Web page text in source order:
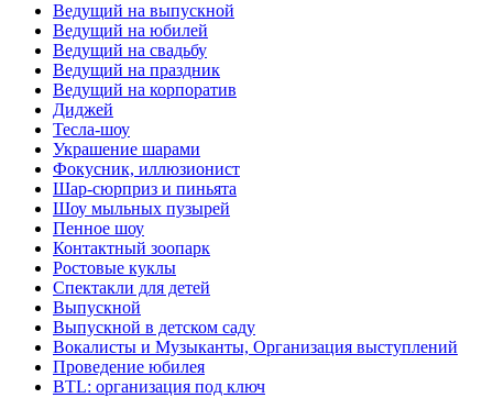
Ведущий на выпускной
Ведущий на юбилей
Ведущий на свадьбу
Ведущий на праздник
Ведущий на корпоратив
Диджей
Тесла-шоу
Украшение шарами
Фокусник, иллюзионист
Шар-сюрприз и пиньята
Шоу мыльных пузырей
Пенное шоу
Контактный зоопарк
Ростовые куклы
Спектакли для детей
Выпускной
Выпускной в детском саду
Вокалисты и Музыканты, Организация выступлений
Проведение юбилея
BTL: организация под ключ